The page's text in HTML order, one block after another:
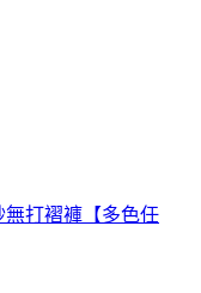
打褶褲【多色任